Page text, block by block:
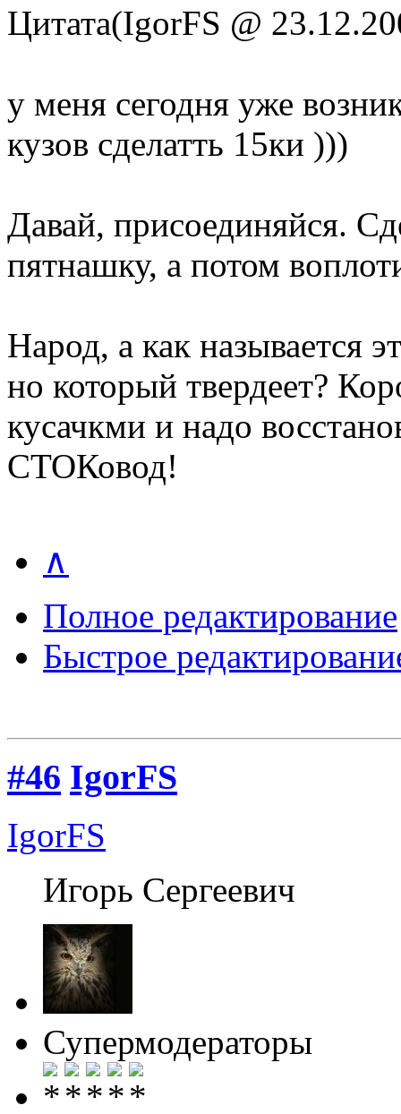
Цитата(IgorFS @
у меня сегодня уже
кузов сделатть 15ки )))
Давай, присоединяйся.
пятнашку, а потом
Народ, а как называется
но который твердеет?
кусачкми и надо
СТОКовод!
∧
Полное редактирование
Быстрое
#46 IgorFS
IgorFS
Игорь Сергеевич
Супермодераторы